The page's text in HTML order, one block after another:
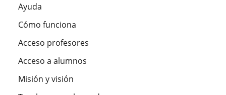
Ayuda
Cómo funciona
Acceso profesores
Acceso a alumnos
Misión y visión